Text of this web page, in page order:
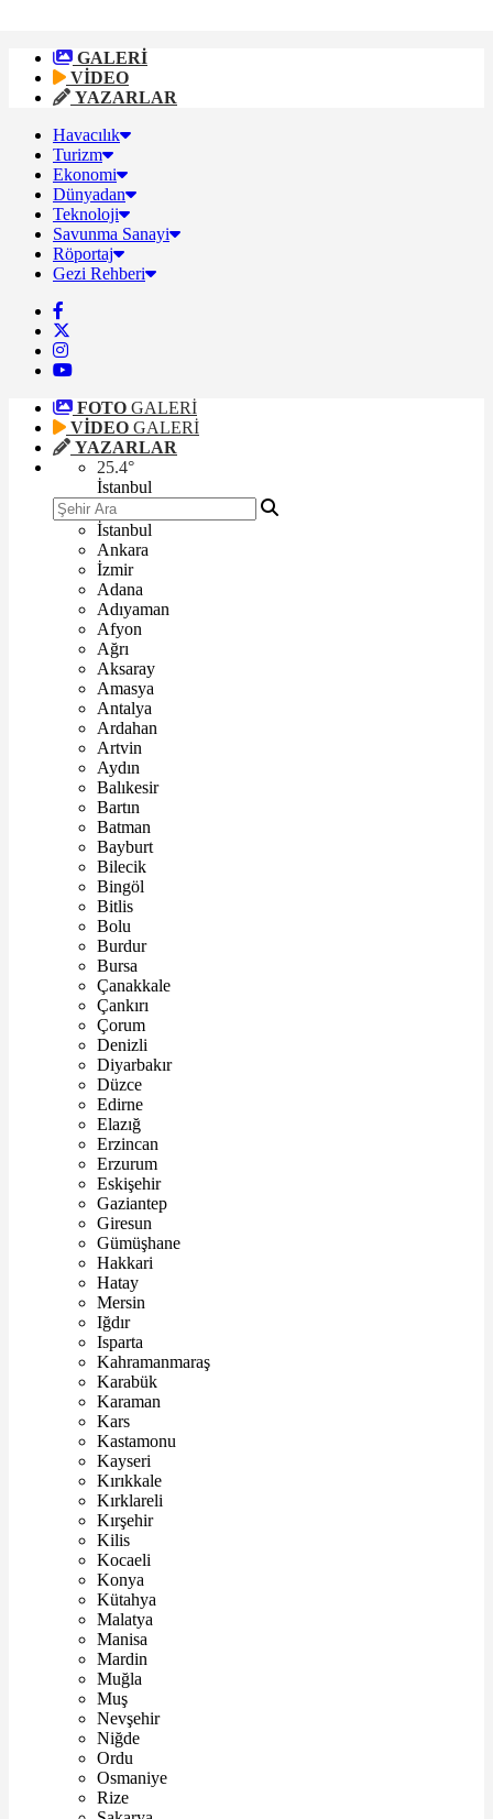
GALERİ
VİDEO
YAZARLAR
Havacılık
Turizm
Ekonomi
Dünyadan
Teknoloji
Savunma Sanayi
Röportaj
Gezi Rehberi
FOTO GALERİ
VİDEO GALERİ
YAZARLAR
25.4°
İstanbul
İstanbul
Ankara
İzmir
Adana
Adıyaman
Afyon
Ağrı
Aksaray
Amasya
Antalya
Ardahan
Artvin
Aydın
Balıkesir
Bartın
Batman
Bayburt
Bilecik
Bingöl
Bitlis
Bolu
Burdur
Bursa
Çanakkale
Çankırı
Çorum
Denizli
Diyarbakır
Düzce
Edirne
Elazığ
Erzincan
Erzurum
Eskişehir
Gaziantep
Giresun
Gümüşhane
Hakkari
Hatay
Mersin
Iğdır
Isparta
Kahramanmaraş
Karabük
Karaman
Kars
Kastamonu
Kayseri
Kırıkkale
Kırklareli
Kırşehir
Kilis
Kocaeli
Konya
Kütahya
Malatya
Manisa
Mardin
Muğla
Muş
Nevşehir
Niğde
Ordu
Osmaniye
Rize